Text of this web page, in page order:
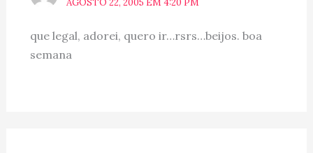
que legal, adorei, quero ir…rsrs…beijos. boa
semana